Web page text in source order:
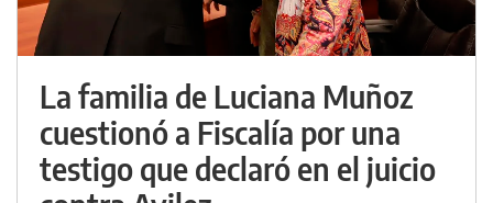
La familia de Luciana Muñoz
cuestionó a Fiscalía por una
testigo que declaró en el juicio